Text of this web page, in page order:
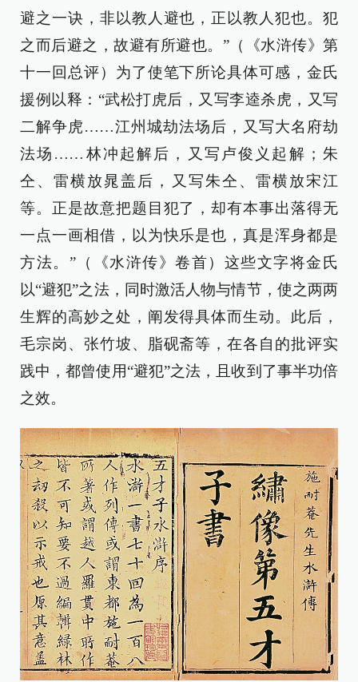
避之一诀，非以教人避也，正以教人犯也。犯
之而后避之，故避有所避也。”（《水浒传》第
十一回总评）为了使笔下所论具体可感，金氏
援例以释：“武松打虎后，又写李逵杀虎，又写
二解争虎……江州城劫法场后，又写大名府劫
法场……林冲起解后，又写卢俊义起解；朱
仝、雷横放晁盖后，又写朱仝、雷横放宋江
等。正是故意把题目犯了，却有本事出落得无
一点一画相借，以为快乐是也，真是浑身都是
方法。”（《水浒传》卷首）这些文字将金氏
以“避犯”之法，同时激活人物与情节，使之两两
生辉的高妙之处，阐发得具体而生动。此后，
毛宗岗、张竹坡、脂砚斋等，在各自的批评实
践中，都曾使用“避犯”之法，且收到了事半功倍
之效。